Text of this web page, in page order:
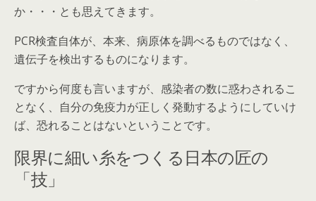
か・・・とも思えてきます。
PCR検査自体が、本来、病原体を調べるものではなく、
遺伝子を検出するものになります。
ですから何度も言いますが、感染者の数に惑わされるこ
となく、自分の免疫力が正しく発動するようにしていけ
ば、恐れることはないということです。
限界に細い糸をつくる日本の匠の
「技」